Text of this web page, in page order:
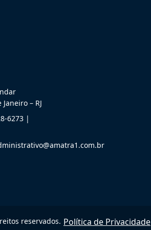
– RJ
6273 |
reservados. Política de Privacidade